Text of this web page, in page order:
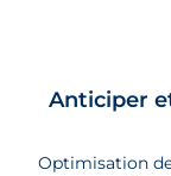
Anticiper
Optimisation